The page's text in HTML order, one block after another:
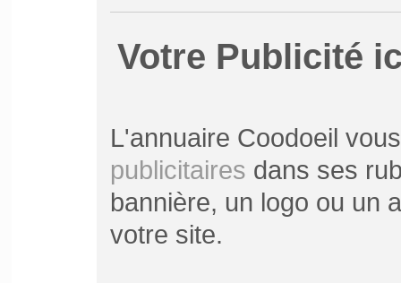
Votre Publicité
L'annuaire Coodoeil
publicitaires dans ses
bannière, un logo ou un
votre site.